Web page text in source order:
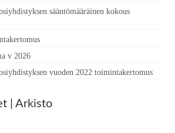
sääntömääräinen kokous
v 2026
vuoden 2022 toimintakertomus
| Arkisto